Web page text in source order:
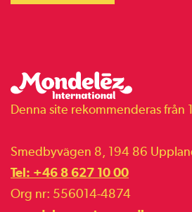
Denna site rekommenderas från
Smedbyvägen 8, 194 86
Tel: +46 8 627 10 00
Org nr: 556014-4874